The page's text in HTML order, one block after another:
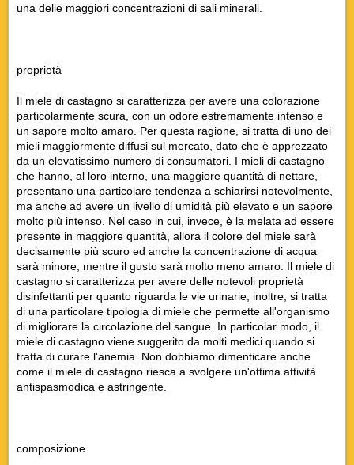
una delle maggiori concentrazioni di sali minerali.
proprietà
Il miele di castagno si caratterizza per avere una colorazione
particolarmente scura, con un odore estremamente intenso e
un sapore molto amaro. Per questa ragione, si tratta di uno dei
mieli maggiormente diffusi sul mercato, dato che è apprezzato
da un elevatissimo numero di consumatori. I mieli di castagno
che hanno, al loro interno, una maggiore quantità di nettare,
presentano una particolare tendenza a schiarirsi notevolmente,
ma anche ad avere un livello di umidità più elevato e un sapore
molto più intenso. Nel caso in cui, invece, è la melata ad essere
presente in maggiore quantità, allora il colore del miele sarà
decisamente più scuro ed anche la concentrazione di acqua
sarà minore, mentre il gusto sarà molto meno amaro. Il miele di
castagno si caratterizza per avere delle notevoli proprietà
disinfettanti per quanto riguarda le vie urinarie; inoltre, si tratta
di una particolare tipologia di miele che permette all'organismo
di migliorare la circolazione del sangue. In particolar modo, il
miele di castagno viene suggerito da molti medici quando si
tratta di curare l'anemia. Non dobbiamo dimenticare anche
come il miele di castagno riesca a svolgere un'ottima attività
antispasmodica e astringente.
composizione